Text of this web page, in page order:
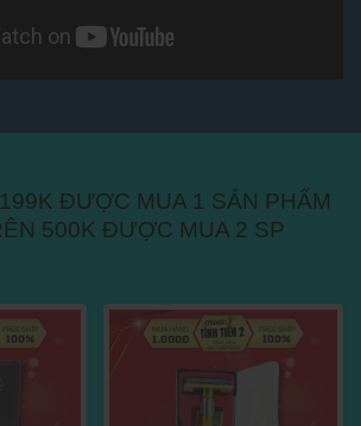
ĐƯỢC MUA 1 SẢN PHẨM
500K ĐƯỢC MUA 2 SP